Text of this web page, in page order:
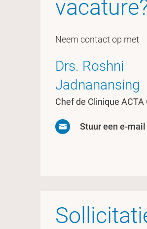
Neem contact op met
Drs. Roshni
Jadnanansing
Chef de Clinique
Stuur een e-mail